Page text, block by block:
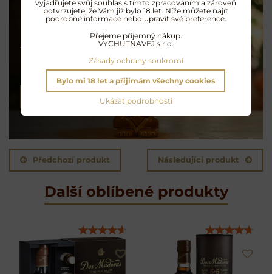
Koktejly na rumu
Exotické opojení
NAMÍCHAT KOKTEJL
Předchozí produkt Následující produkt
Další oblíbené produkty
vyjadřujete svůj souhlas s tímto zpracováním a zároveň
potvrzujete, že Vám již bylo 18 let. Níže můžete najít
podrobné informace nebo upravit své preference.
Přejeme příjemný nákup.
VYCHUTNAVEJ s.r.o.
Zásady ochrany soukromí
Ukázat podrobnosti
Bylo mi 18 let a přijimám všechny cookies